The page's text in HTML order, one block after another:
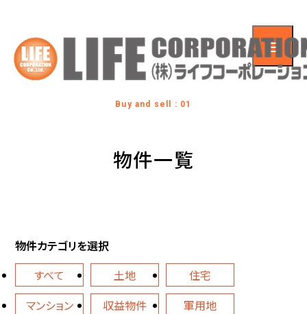
Buy and sell : 01
物件一覧
物件カテゴリを選択
すべて
土地
住宅
マンション
収益物件
軍用地